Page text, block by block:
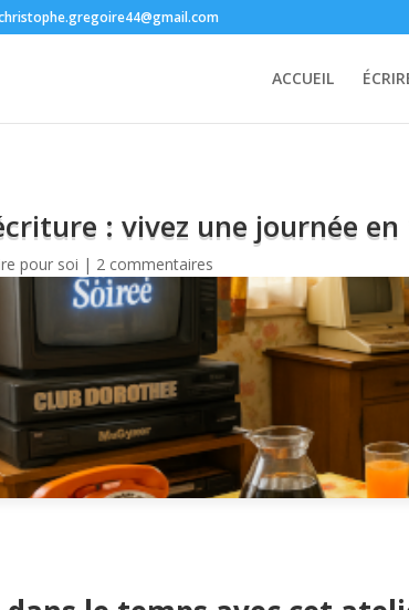
ACCUEIL
: vivez une journée en
pour soi | 2 commentaires